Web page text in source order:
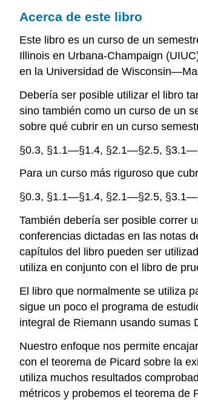
Acerca de este libro
Este libro es un curso de un
Illinois en Urbana-Champaign
en la Universidad de
Debería ser posible utilizar el libro
sino también como un curso de un
sobre qué cubrir en un curso
§0.3, §1.1—§1.4, §2.1—§2.5,
Para un curso más riguroso que
§0.3, §1.1—§1.4, §2.1—§2.5,
También debería ser posible correr
conferencias dictadas en las notas
capítulos del libro pueden ser
utiliza en conjunto con el libro de
El libro que normalmente se utiliza
sigue un poco el programa de
integral de Riemann usando sumas
Nuestro enfoque nos permite
con el teorema de Picard sobre la
utiliza muchos resultados
métricos y probemos el teorema de